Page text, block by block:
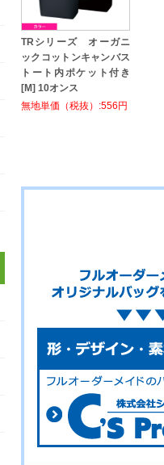
TRシリーズ オーガニ
ックコットンキャンバス
トート内ポケット付き
[M] 10オンス
無地単価（税抜）:556円